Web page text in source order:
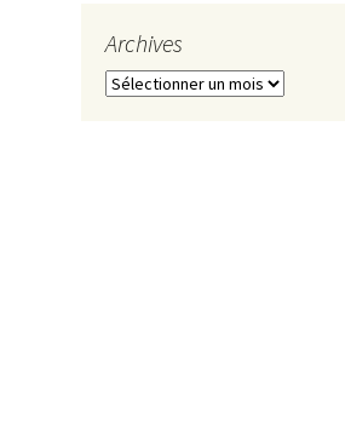
Archives
Archives